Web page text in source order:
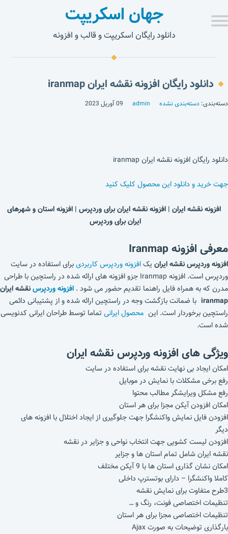
جهان اسکریپت
دانلود رایگان اسکریپت و قالب و افزونه
دانلود رایگان افزونه نقشه ایران iranmap
دسته‌بندی: دسته‌بندی نشده admin 09 آوریل 2023
دانلود رایگان افزونه نقشه ایران iranmap
جهت خرید و دانلود این محصول کلیک کنید
افزونه نقشه ایران | افزونه نقشه ایران برای وردپرس | افزونه استان و شهرهای
ایران برای وردپرس
معرفی افزونه Iranmap
افزونه وردپرس نقشه ایران یکافزونه وردپرس کاربردیبرای استفاده در سایت
وردپرس است. افزونه Iranmap جزو افزونه های ارائه شده در راستچین با طراحی
مدرن که به همراه فایل راهنما تقدیم حضور می شود . افزونه وردپرسنقشه ایران
iranmap با ضمانت بازگشت وجه در راستچین ارائه شده و از پشتیبانی دائمی
راستچین برخوردار است. این محصول ایرانی تماما توسط طراحان ایرانی کدنویسی
شده است.
ویژگی های افزونه وردپرس نقشه ایران
امکان ایجاد بی نهایت نقشه برای استفاده در سایت
رفع برخی مشکلات با نمایش در موبایل
رفع مشکل ویرایشگر مطالب محتوا
امکان افزودن آیکن مجزا برای هر استان
افزودن فایل نمایش واکنشگرا جهت جلوگیری از ایجاد اختلال با افزونه های
دیگر
افزودن لیست کشویی جهت انتخاب نواحی و جزایر در نقشه
نقشه ایران شامل تمام استان ها و جزایر
امکان نشان گذاری استان ها با 9 آیکن مختلف
کاملا واکنشگرا – دارای بوتسترپ داخلی
3طرح متفاوت برای نمایش نقشه
تنظیمات اختصاصی فونت، رنگ و …
تنظیمات اختصاصی مجزا برای هر استان
بارگذاری توضیحات به صورت Ajax